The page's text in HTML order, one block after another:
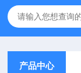
产品中心